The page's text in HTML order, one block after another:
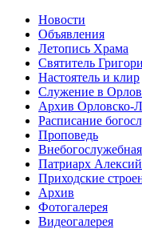
Новости
Объявления
Летопись Храма
Святитель
Настоятель и клир
Служение в
Архив Орловско-
Расписание
Проповедь
Патриарх
Приходские
Архив
Фотогалерея
Видеогалерея